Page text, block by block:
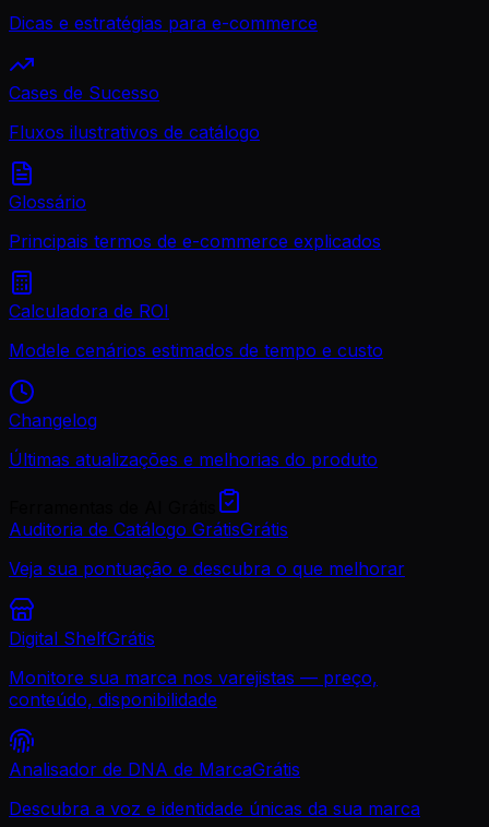
Dicas e estratégias para e-commerce
Cases de Sucesso
Fluxos ilustrativos de catálogo
Glossário
Principais termos de e-commerce explicados
Calculadora de ROI
Modele cenários estimados de tempo e custo
Changelog
Últimas atualizações e melhorias do produto
Auditoria de Catálogo GrátisGrátis
Veja sua pontuação e descubra o que melhorar
Digital ShelfGrátis
Monitore sua marca nos varejistas — preço,
conteúdo, disponibilidade
Analisador de DNA de MarcaGrátis
Descubra a voz e identidade únicas da sua marca